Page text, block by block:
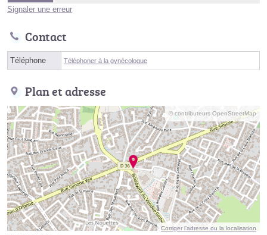
Signaler une erreur
Contact
Téléphone Téléphoner à la gynécologue
Plan et adresse
© contributeurs OpenStreetMap
Corriger l’adresse ou la localisation